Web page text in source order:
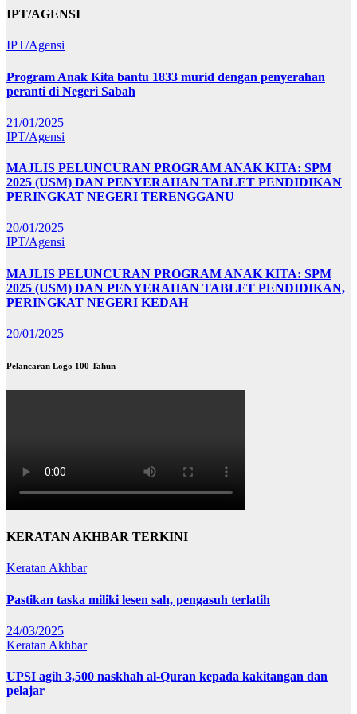
IPT/AGENSI
IPT/Agensi
Program Anak Kita bantu 1833 murid dengan penyerahan
peranti di Negeri Sabah
21/01/2025
IPT/Agensi
MAJLIS PELUNCURAN PROGRAM ANAK KITA: SPM
2025 (USM) DAN PENYERAHAN TABLET PENDIDIKAN
PERINGKAT NEGERI TERENGGANU
20/01/2025
IPT/Agensi
MAJLIS PELUNCURAN PROGRAM ANAK KITA: SPM
2025 (USM) DAN PENYERAHAN TABLET PENDIDIKAN,
PERINGKAT NEGERI KEDAH
20/01/2025
Pelancaran Logo 100 Tahun
KERATAN AKHBAR TERKINI
Keratan Akhbar
Pastikan taska miliki lesen sah, pengasuh terlatih
24/03/2025
Keratan Akhbar
UPSI agih 3,500 naskhah al-Quran kepada kakitangan dan
pelajar